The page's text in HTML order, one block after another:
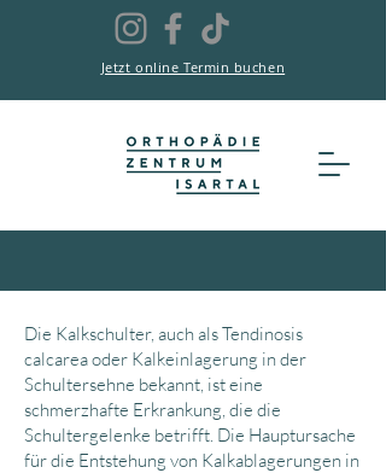
Jetzt online Termin buchen
Die Kalkschulter, auch als Tendinosis
calcarea oder Kalkeinlagerung in der
Schultersehne bekannt, ist eine
schmerzhafte Erkrankung, die die
Schultergelenke betrifft. Die Hauptursache
für die Entstehung von Kalkablagerungen in